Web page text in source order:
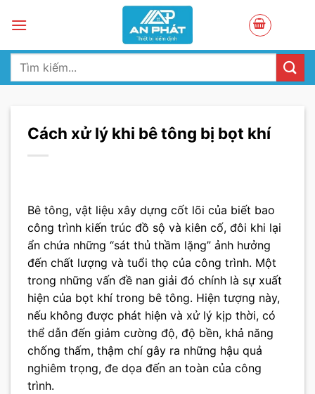
Tìm
Cách xử lý khi bê tông bị bọt khí
Bê tông, vật liệu xây dựng cốt lõi của biết bao
công trình kiến trúc đồ sộ và kiên cố, đôi khi lại
ẩn chứa những “sát thủ thầm lặng” ảnh hưởng
đến chất lượng và tuổi thọ của công trình. Một
trong những vấn đề nan giải đó chính là sự xuất
hiện của bọt khí trong bê tông. Hiện tượng này,
nếu không được phát hiện và xử lý kịp thời, có
thể dẫn đến giảm cường độ, độ bền, khả năng
chống thấm, thậm chí gây ra những hậu quả
nghiêm trọng, đe dọa đến an toàn của công
trình.